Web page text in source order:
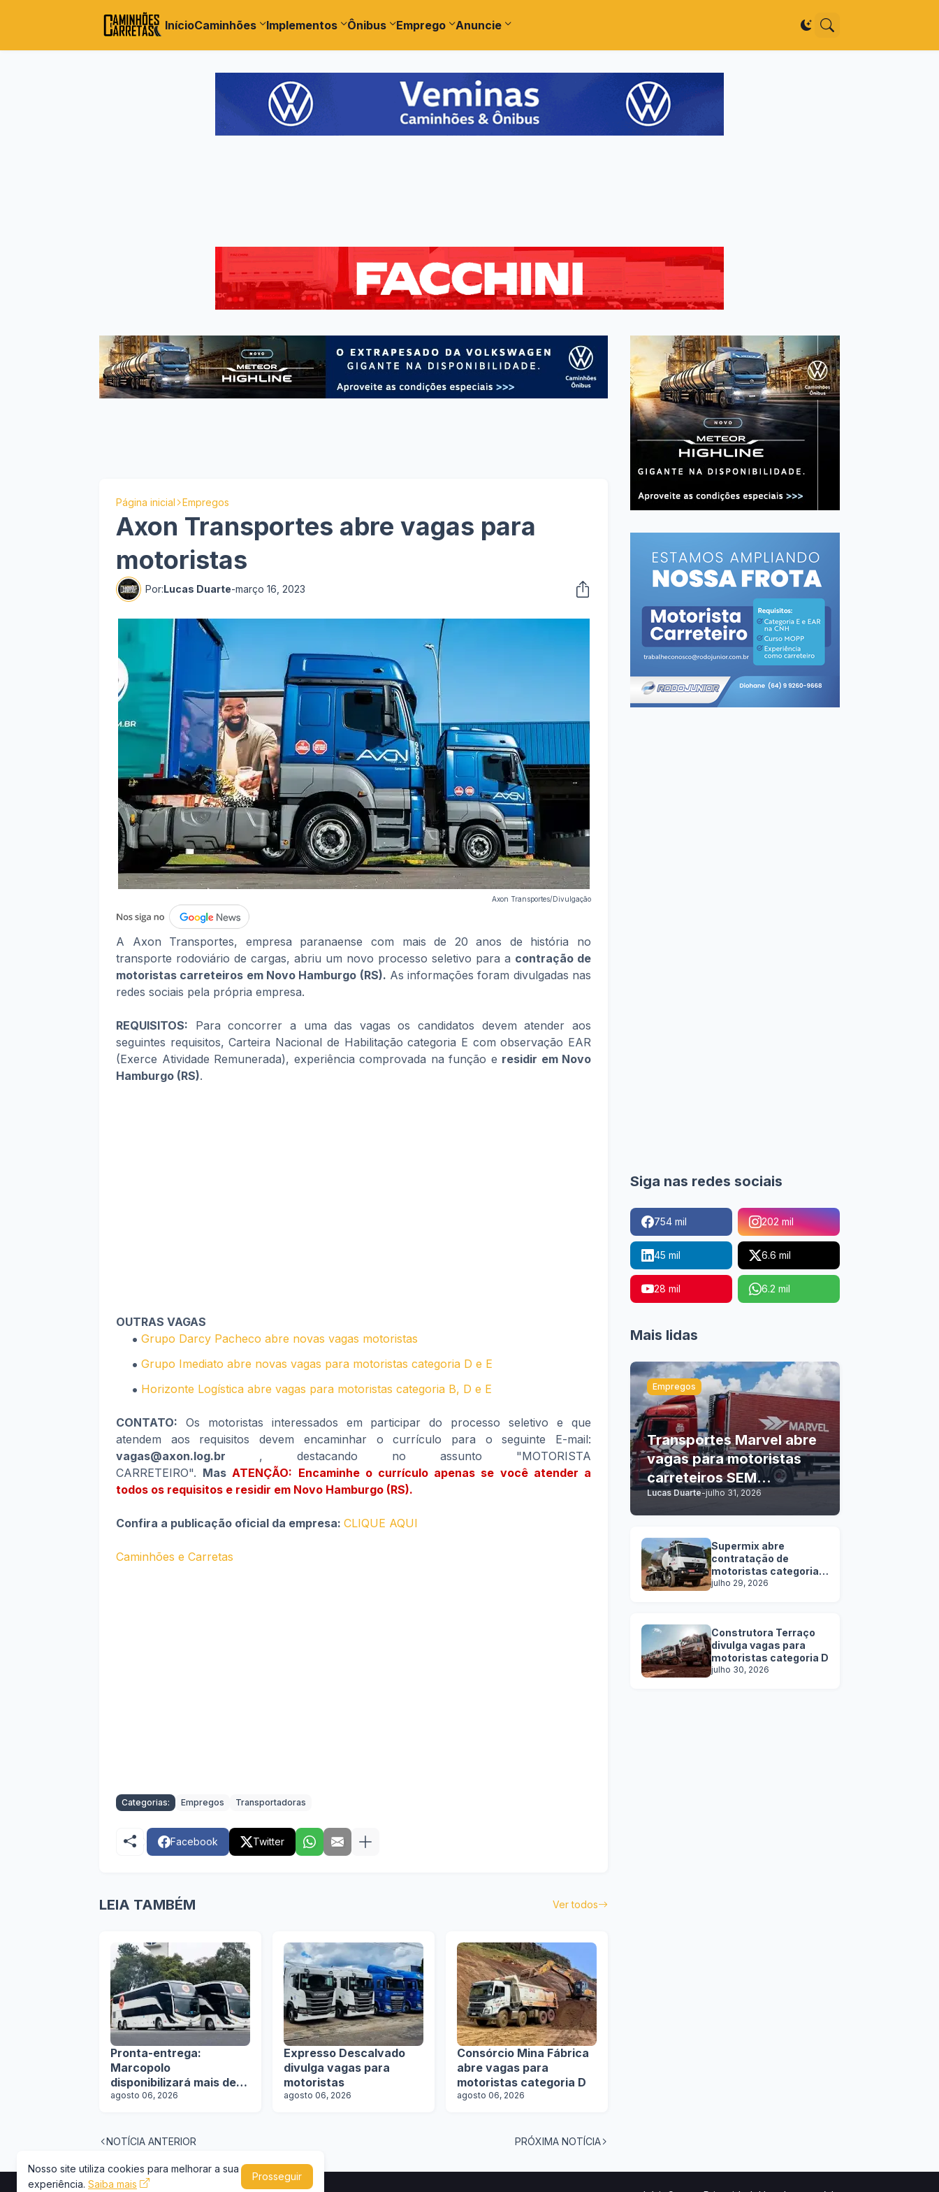
InícioCaminhões Implementos Ônibus Emprego Anuncie
Página inicial Empregos
Axon Transportes abre vagas para
motoristas
Por:Lucas Duarte-março 16, 2023
Axon Transportes/Divulgação
A Axon Transportes, empresa paranaense com mais de 20 anos de história no
transporte rodoviário de cargas, abriu um novo processo seletivo para a contração de
motoristas carreteiros em Novo Hamburgo (RS). As informações foram divulgadas nas
redes sociais pela própria empresa.
REQUISITOS: Para concorrer a uma das vagas os candidatos devem atender aos
seguintes requisitos, Carteira Nacional de Habilitação categoria E com observação EAR
(Exerce Atividade Remunerada), experiência comprovada na função e residir em Novo
Hamburgo (RS).
OUTRAS VAGAS
Grupo Darcy Pacheco abre novas vagas motoristas
Grupo Imediato abre novas vagas para motoristas categoria D e E
Horizonte Logística abre vagas para motoristas categoria B, D e E
CONTATO: Os motoristas interessados em participar do processo seletivo e que
atendem aos requisitos devem encaminhar o currículo para o seguinte E-mail:
vagas@axon.log.br , destacando no assunto "MOTORISTA
CARRETEIRO". MasATENÇÃO: Encaminhe o currículo apenas se você atender a
todos os requisitos e residir em Novo Hamburgo (RS).
Confira a publicação oficial da empresa: CLIQUE AQUI
Caminhões e Carretas
Categorias: Empregos Transportadoras
Facebook Twitter
LEIA TAMBÉM Ver todos
Pronta-entrega:
Marcopolo
disponibilizará mais de
100 ônibus para
agosto 06, 2026
Expresso Descalvado
divulga vagas para
motoristas
agosto 06, 2026
Consórcio Mina Fábrica
abre vagas para
motoristas categoria D
agosto 06, 2026
NOTÍCIA ANTERIOR PRÓXIMA NOTÍCIA
Siga nas redes sociais
754 mil 202 mil
45 mil 6.6 mil
28 mil 6.2 mil
Mais lidas
Empregos
Transportes Marvel abre
vagas para motoristas
carreteiros SEM
EXPERIÊNCIA
Lucas Duarte-julho 31, 2026
Supermix abre
contratação de
motoristas categoria
C, D e E
julho 29, 2026
Construtora Terraço
divulga vagas para
motoristas categoria D
julho 30, 2026
Nosso site utiliza cookies para melhorar a sua
experiência. Saiba mais
Prosseguir